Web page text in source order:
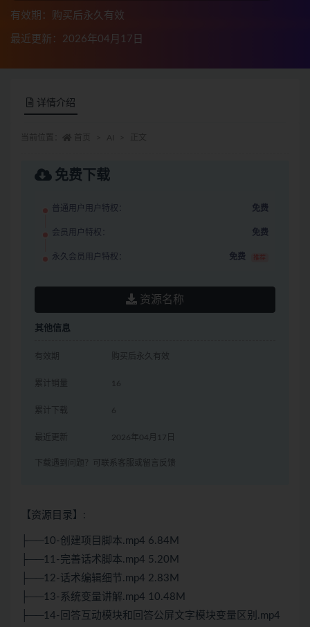
有效期：购买后永久有效
最近更新：2026年04月17日
详情介绍
免费下载
普通用户用户特权： 免费
会员用户特权： 免费
永久会员用户特权： 免费 推荐
资源名称
其他信息
有效期 购买后永久有效
累计销量 16
累计下载 6
最近更新 2026年04月17日
下载遇到问题？可联系客服或留言反馈
【资源目录】:
├──10-创建项目脚本.mp4 6.84M
├──11-完善话术脚本.mp4 5.20M
├──12-话术编辑细节.mp4 2.83M
├──13-系统变量讲解.mp4 10.48M
├──14-回答互动模块和回答公屏文字模块变量区别.mp4